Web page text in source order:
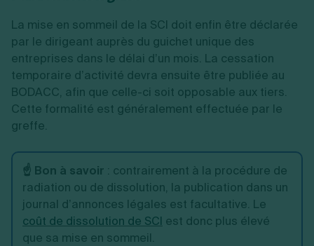
La mise en sommeil de la SCI doit enfin être déclarée
par le dirigeant auprès du guichet unique des
entreprises dans le délai d’un mois. La cessation
temporaire d’activité devra ensuite être publiée au
BODACC, afin que celle-ci soit opposable aux tiers.
Cette formalité est généralement effectuée par le
greffe.
☝️ Bon à savoir : contrairement à la procédure de
radiation ou de dissolution, la publication dans un
journal d’annonces légales est facultative. Le
coût de dissolution de SCI est donc plus élevé
que sa mise en sommeil.